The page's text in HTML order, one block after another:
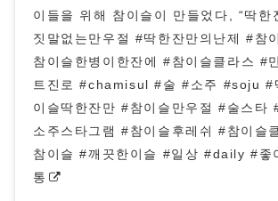
이들을 위해 참이슬이 만들었다, “딱한
짓말없는만우절 #딱한잔만의난제 #참
참이슬한병이한잔에 #참이슬클라스 #
트진로 #chamisul #술 #소주 #soju #
이슬딱한잔만 #참이슬만우절 #술스타
소주스타그램 #참이슬후레쉬 #참이슬
참이슬 #깨끗한이슬 #일상 #daily #좋
통